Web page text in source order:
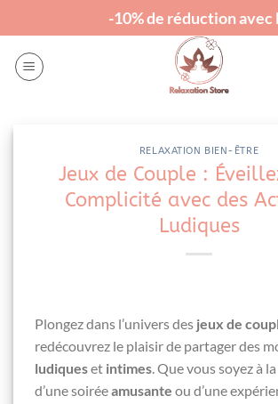
au
contenu
-10% de réduction avec le
RELAXATION BIEN-ÊTRE
Jeux de Couple :
Complicité avec des
Ludiques
Plongez dans l’univers des jeux de
redécouvrez le plaisir de partager des
ludiqueset intimes . Que vous soyez à
d’une soiréeamusante ou d’une